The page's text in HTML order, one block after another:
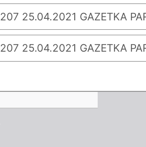
207 25.04.2021 GAZETKA
207 25.04.2021 GAZETKA